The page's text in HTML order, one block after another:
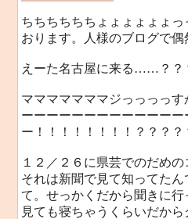
ちちちちちちょょょょょょ
おります。人様のブログで
えーた名古屋に来る……？？
マママママママジっっっっ
ーーーーーーーーーーーーー
ー！！！！！！！！？？？？
１２／２６に県芸でのだめ
それは新聞で見て知ってた
て。せっかくだから聞きに
見ても寝ちゃうくらいだか